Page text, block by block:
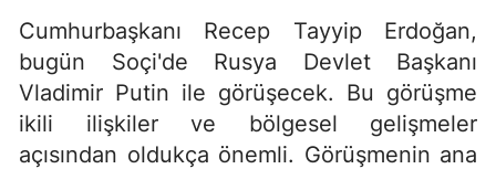
Cumhurbaşkanı Recep Tayyip Erdoğan,
bugün Soçi'de Rusya Devlet Başkanı
Vladimir Putin ile görüşecek. Bu görüşme
ikili ilişkiler ve bölgesel gelişmeler
açısından oldukça önemli. Görüşmenin ana